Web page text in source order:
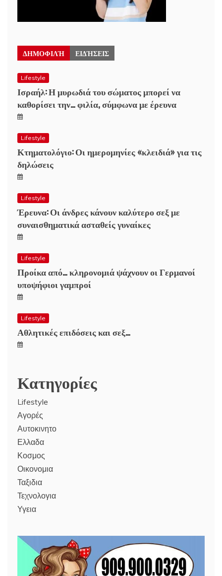
ΔΗΜΟΦΙΛΉ ΕΙΔΉΣΕΙΣ
Lifestyle
Ισραήλ: Η μυρωδιά του σώματος μπορεί να
καθορίσει την… φιλία, σύμφωνα με έρευνα
Lifestyle
Κτηματολόγιο: Οι ημερομηνίες «κλειδιά» για τις
δηλώσεις
Lifestyle
Έρευνα: Οι άνδρες κάνουν καλύτερο σεξ με
συναισθηματικά ασταθείς γυναίκες
Lifestyle
Προίκα από… κληρονομιά ψάχνουν οι Γερμανοί
υποψήφιοι γαμπροί
Lifestyle
Αθλητικές επιδόσεις και σεξ…
Κατηγορίες
Lifestyle
Αγορές
Αυτοκινητο
Ελλαδα
Κοσμος
Οικονομια
Ταξιδια
Τεχνολογια
Υγεια